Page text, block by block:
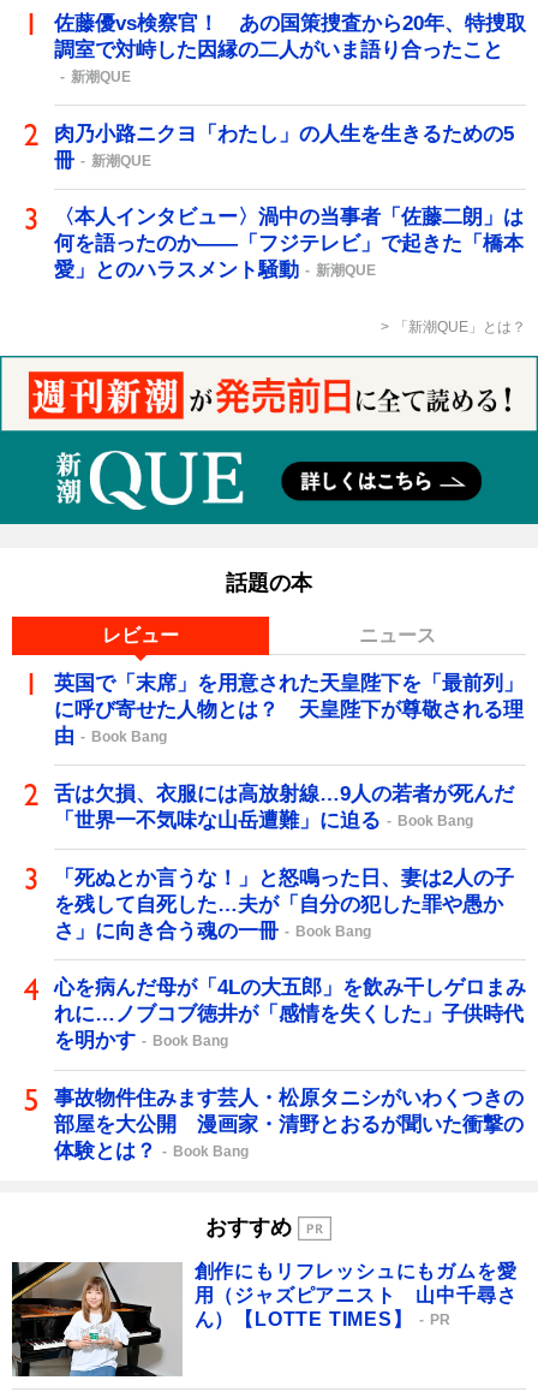
佐藤優vs検察官！ あの国策捜査から20年、特捜取
調室で対峙した因縁の二人がいま語り合ったこと
新潮QUE
肉乃小路ニクヨ「わたし」の人生を生きるための5
冊
新潮QUE
〈本人インタビュー〉渦中の当事者「佐藤二朗」は
何を語ったのか――「フジテレビ」で起きた「橋本
愛」とのハラスメント騒動
新潮QUE
「新潮QUE」とは？
話題の本
レビュー ニュース
英国で「末席」を用意された天皇陛下を「最前列」
に呼び寄せた人物とは？ 天皇陛下が尊敬される理
由
Book Bang
舌は欠損、衣服には高放射線…9人の若者が死んだ
「世界一不気味な山岳遭難」に迫る
Book Bang
「死ぬとか言うな！」と怒鳴った日、妻は2人の子
を残して自死した…夫が「自分の犯した罪や愚か
さ」に向き合う魂の一冊
Book Bang
心を病んだ母が「4Lの大五郎」を飲み干しゲロまみ
れに…ノブコブ徳井が「感情を失くした」子供時代
を明かす
Book Bang
事故物件住みます芸人・松原タニシがいわくつきの
部屋を大公開 漫画家・清野とおるが聞いた衝撃の
体験とは？
Book Bang
おすすめ
創作にもリフレッシュにもガムを愛
用（ジャズピアニスト 山中千尋さ
ん）【LOTTE TIMES】
PR